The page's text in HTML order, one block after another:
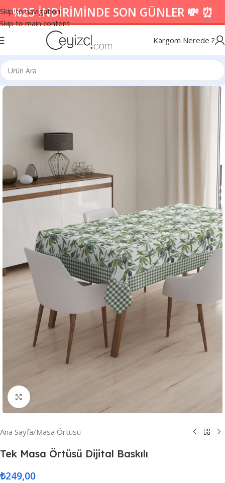
Skip to navigation
Skip to main content
%25 İNDİRİMİNDE SON GÜNLER 💸 ⏰
Kargom Nerede ?
Resmi Büyüt
Ana Sayfa/Masa Örtüsü
Tek Masa Örtüsü Dijital Baskılı
₺249,00